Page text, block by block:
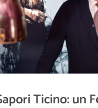
Ticino: un